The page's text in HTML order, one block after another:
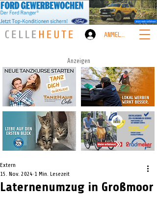
ANMELDEN
Anzeigen
Laternenumzug in Großmoor
Extern
15. Nov. 2024 1 Min. Lesezeit